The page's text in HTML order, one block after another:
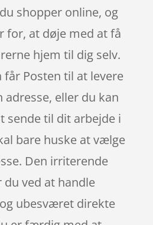
shopper online, og
for, at døje med at få
hjem til dig selv.
Posten til at levere
adresse, eller du kan
sende til dit arbejde i
bare huske at vælge
Den irriterende
du ved at handle
ubesværet direkte